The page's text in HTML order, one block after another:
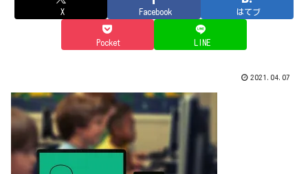
X Facebook はてブ
Pocket LINE
2021.04.07